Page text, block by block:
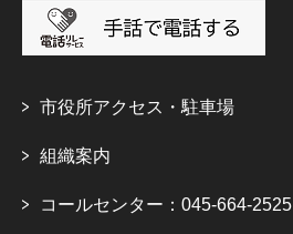
市役所アクセス・駐車場
組織案内
コールセンター：045-664-2525